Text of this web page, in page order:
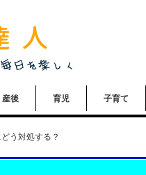
産後 育児 子育て
う対処する？